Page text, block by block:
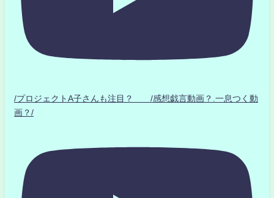
/プロジェクトA子さんも注目？ /感想戯言動画？.一息つく動
画？/